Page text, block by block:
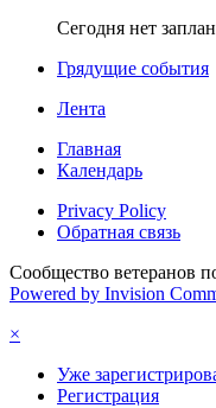
Сегодня нет
Грядущие события
Лента
Главная
Календарь
Privacy Policy
Обратная связь
Сообщество ветеранов
Powered by Invision
×
Уже
Регистрация